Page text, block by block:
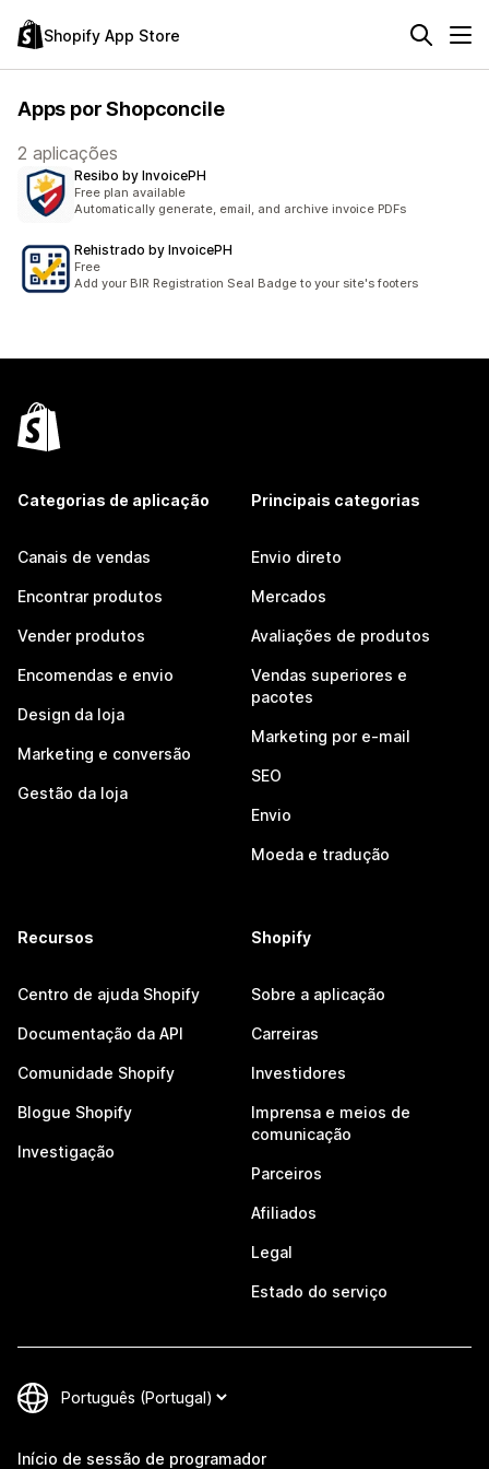
Shopify App Store
Apps por Shopconcile
2 aplicações
Resibo by InvoicePH
Free plan available
Automatically generate, email, and archive invoice PDFs
Rehistrado by InvoicePH
Free
Add your BIR Registration Seal Badge to your site's footers
Categorias de aplicação
Canais de vendas
Encontrar produtos
Vender produtos
Encomendas e envio
Design da loja
Marketing e conversão
Gestão da loja
Principais categorias
Envio direto
Mercados
Avaliações de produtos
Vendas superiores e
pacotes
Marketing por e-mail
SEO
Envio
Moeda e tradução
Recursos
Centro de ajuda Shopify
Documentação da API
Comunidade Shopify
Blogue Shopify
Investigação
Shopify
Sobre a aplicação
Carreiras
Investidores
Imprensa e meios de
comunicação
Parceiros
Afiliados
Legal
Estado do serviço
Início de sessão de programador